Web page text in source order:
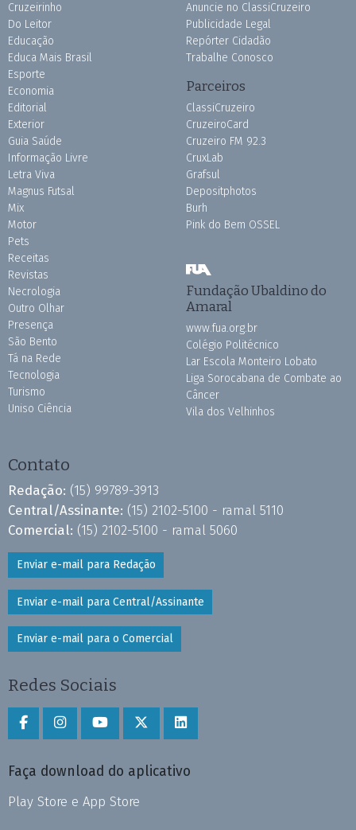
Cruzeirinho
Do Leitor
Educação
Educa Mais Brasil
Esporte
Economia
Editorial
Exterior
Guia Saúde
Informação Livre
Letra Viva
Magnus Futsal
Mix
Motor
Pets
Receitas
Revistas
Necrologia
Outro Olhar
Presença
São Bento
Tá na Rede
Tecnologia
Turismo
Uniso Ciência
Anuncie no ClassiCruzeiro
Publicidade Legal
Repórter Cidadão
Trabalhe Conosco
Parceiros
ClassiCruzeiro
CruzeiroCard
Cruzeiro FM 92.3
CruxLab
Grafsul
Depositphotos
Burh
Pink do Bem OSSEL
Fundação Ubaldino do
Amaral
www.fua.org.br
Colégio Politécnico
Lar Escola Monteiro Lobato
Liga Sorocabana de Combate ao
Câncer
Vila dos Velhinhos
Contato
Redação: (15) 99789-3913
Central/Assinante: (15) 2102-5100 - ramal 5110
Comercial: (15) 2102-5100 - ramal 5060
Enviar e-mail para Redação
Enviar e-mail para Central/Assinante
Enviar e-mail para o Comercial
Redes Sociais
Faça download do aplicativo
Play Store e App Store